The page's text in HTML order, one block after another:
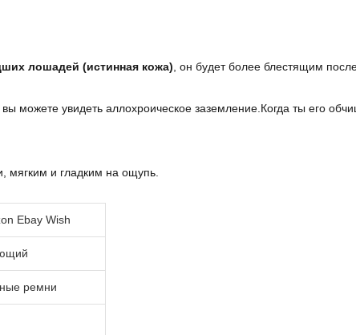
лошадей (истинная кожа) , он будет более блестящим
можете увидеть аллохроическое заземление.Когда ты его
мягким и гладким на ощупь.
Ebay Wish
ремни